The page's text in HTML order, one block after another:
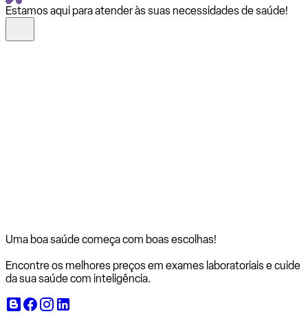
Estamos aqui para atender às suas necessidades de saúde!
Uma boa saúde começa com boas escolhas!
Encontre os melhores preços em exames laboratoriais e cuide
da sua saúde com inteligência.